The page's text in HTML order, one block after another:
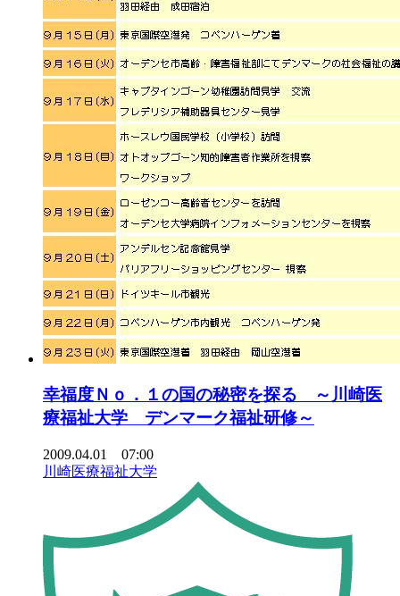
幸福度Ｎｏ．１の国の秘密を探る ～川崎医
療福祉大学 デンマーク福祉研修～
2009.04.01 07:00
川崎医療福祉大学